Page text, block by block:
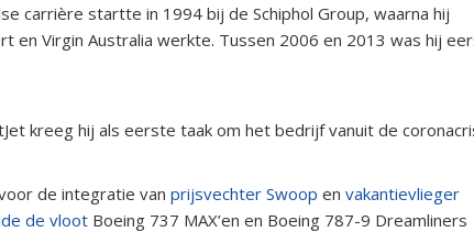
carrière startte in 1994 bij de Schiphol Group, waarna hij
en Virgin Australia werkte. Tussen 2006 en 2013 was hij
kreeg hij als eerste taak om het bedrijf vanuit de
de integratie van prijsvechter Swoop en vakantievlieger
de vloot Boeing 737 MAX’en en Boeing 787-9 Dreamliners